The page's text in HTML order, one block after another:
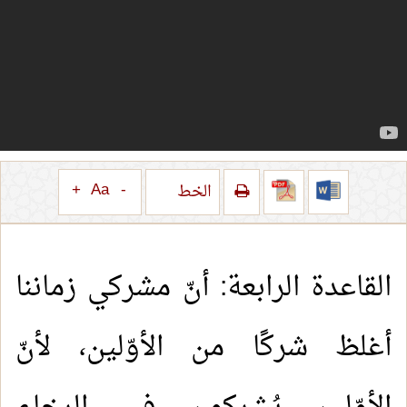
الخط -
Aa
+
القاعدة الرابعة: أنّ مشركي زماننا
أغلظ شركًا من الأوّلين، لأنّ